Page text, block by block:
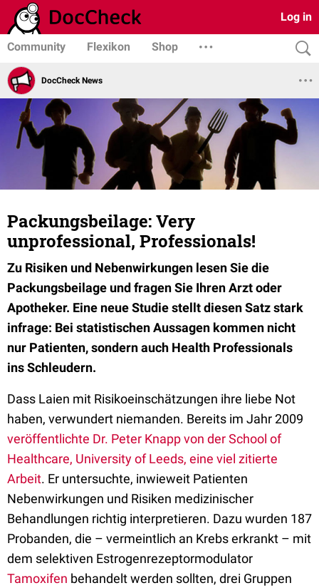
Log in
Community Flexikon Shop
DocCheck News
Packungsbeilage: Very
unprofessional, Professionals!
Zu Risiken und Nebenwirkungen lesen Sie die
Packungsbeilage und fragen Sie Ihren Arzt oder
Apotheker. Eine neue Studie stellt diesen Satz stark
infrage: Bei statistischen Aussagen kommen nicht
nur Patienten, sondern auch Health Professionals
ins Schleudern.
Dass Laien mit Risikoeinschätzungen ihre liebe Not
haben, verwundert niemanden. Bereits im Jahr 2009
veröffentlichte Dr. Peter Knapp von der School of
Healthcare, University of Leeds, eine viel zitierte
Arbeit. Er untersuchte, inwieweit Patienten
Nebenwirkungen und Risiken medizinischer
Behandlungen richtig interpretieren. Dazu wurden 187
Probanden, die – vermeintlich an Krebs erkrankt – mit
dem selektiven Estrogenrezeptormodulator
Tamoxifen behandelt werden sollten, drei Gruppen